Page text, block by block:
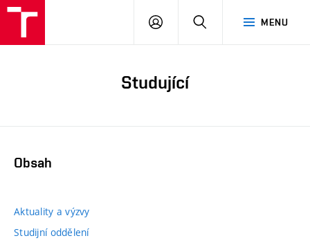
MENU
PŘIHLÁSIT
Studující
Obsah
Aktuality a výzvy
Studijní oddělení